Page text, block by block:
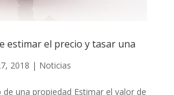
estimar el precio y tasar una
2018 | Noticias
de una propiedad Estimar el valor de